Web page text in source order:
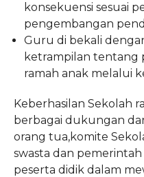
konsekuensi sesuai
pengembangan
Guru di bekali
ketrampilan tentang
ramah anak melalui
Keberhasilan Sekolah
berbagai dukungan
orang tua,komite
swasta dan
peserta didik dalam